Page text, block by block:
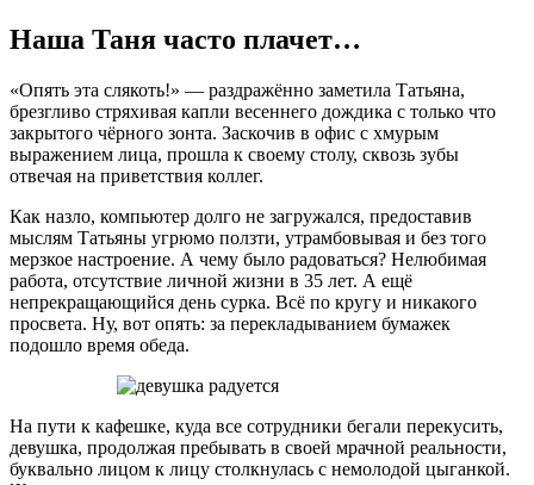
Наша Таня часто плачет…
«Опять эта слякоть!» — раздражённо заметила Татьяна,
брезгливо стряхивая капли весеннего дождика с только что
закрытого чёрного зонта. Заскочив в офис с хмурым
выражением лица, прошла к своему столу, сквозь зубы
отвечая на приветствия коллег.
Как назло, компьютер долго не загружался, предоставив
мыслям Татьяны угрюмо ползти, утрамбовывая и без того
мерзкое настроение. А чему было радоваться? Нелюбимая
работа, отсутствие личной жизни в 35 лет. А ещё
непрекращающийся день сурка. Всё по кругу и никакого
просвета. Ну, вот опять: за перекладыванием бумажек
подошло время обеда.
На пути к кафешке, куда все сотрудники бегали перекусить,
девушка, продолжая пребывать в своей мрачной реальности,
буквально лицом к лицу столкнулась с немолодой цыганкой.